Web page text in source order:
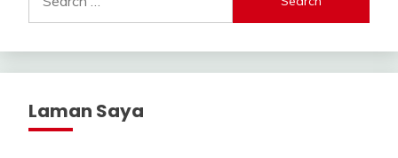
for:
Laman Saya